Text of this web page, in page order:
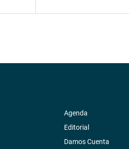
Agenda
Editorial
Damos Cuenta